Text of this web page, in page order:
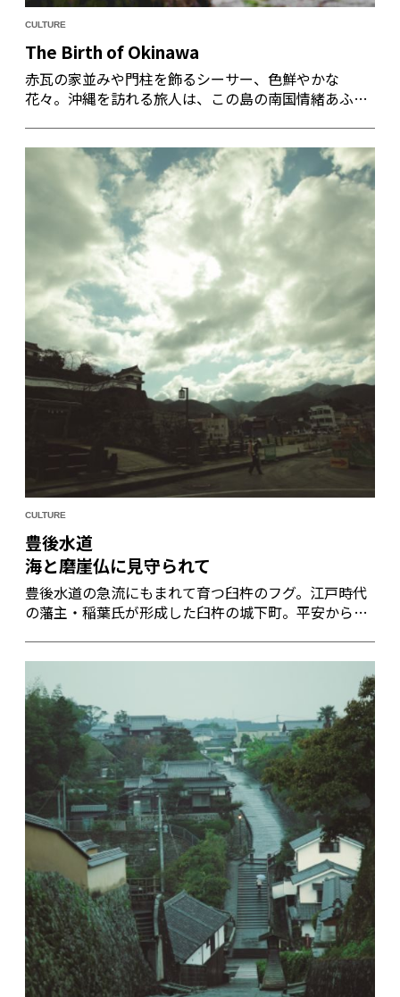
CULTURE
The Birth of Okinawa
赤瓦の家並みや門柱を飾るシーサー、色鮮やかな
花々。沖縄を訪れる旅人は、この島の南国情緒あふれ
王朝が支配する王国だった。それは広大な海を渡って
諸外国と交易し、中国や日本、東南アジアから多彩な
文化と人材を受け入れながら、独自の文化とアイデン
ティティを見出した海洋王国であったのだ。琉球の歴
史を紐解き、現代に伝わる信仰の世界を辿れば、知ら
れざる沖縄の「貌」が見えてくる。
CULTURE
豊後水道
海と磨崖仏に見守られて
豊後水道の急流にもまれて育つ臼杵のフグ。江戸時代
の藩主・稲葉氏が形成した臼杵の城下町。平安から鎌